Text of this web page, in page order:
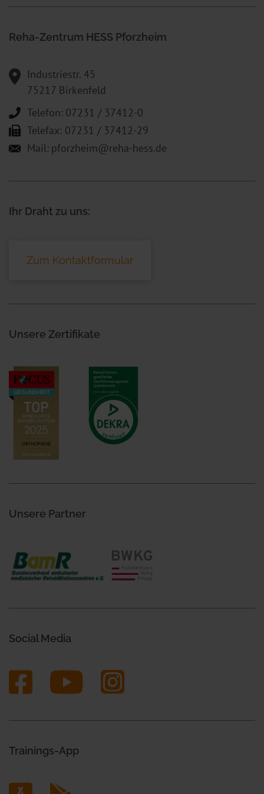
Reha-Zentrum HESS Pforzheim
Industriestr. 45
75217 Birkenfeld
Telefon: 07231 / 37412-0
Telefax: 07231 / 37412-29
Mail: pforzheim@reha-hess.de
Ihr Draht zu uns:
Zum Kontaktformular
Unsere Zertifikate
Unsere Partner
Social Media
Trainings-App